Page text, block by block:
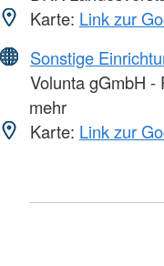
Karte: Link zur
Sonstige
Volunta gGmbH -
mehr
Karte: Link zur